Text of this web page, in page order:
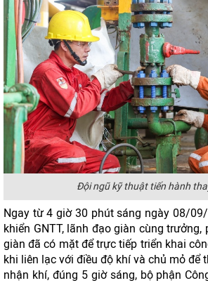
Đội ngũ kỹ thuật tiến hành
Ngay từ 4 giờ 30 phút sáng ngày 08/
khiển GNTT, lãnh đạo giàn cùng trưởng,
giàn đã có mặt để trực tiếp triển khai
khi liên lạc với điều độ khí và chủ mỏ để
nhận khí, đúng 5 giờ sáng, bộ phận